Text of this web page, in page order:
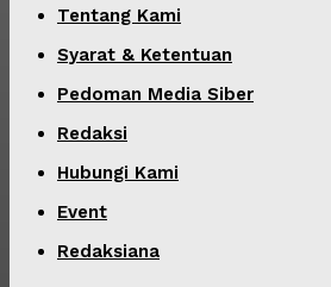
Tentang Kami
Syarat & Ketentuan
Pedoman Media Siber
Redaksi
Hubungi Kami
Event
Redaksiana